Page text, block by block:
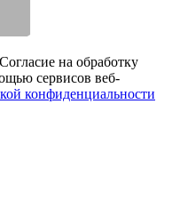
на обработку
сервисов веб-
конфиденциальности